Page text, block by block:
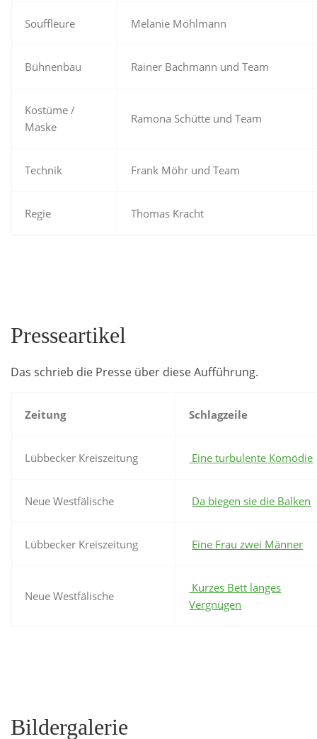
Souffleure Melanie Möhlmann
Bühnenbau Rainer Bachmann und Team
Kostüme /
Maske
Ramona Schütte und Team
Technik Frank Möhr und Team
Regie Thomas Kracht
Presseartikel
Das schrieb die Presse über diese Aufführung.
Zeitung Schlagzeile
Lübbecker Kreiszeitung Eine turbulente Komödie
Neue Westfälische Da biegen sie die Balken
Lübbecker Kreiszeitung Eine Frau zwei Männer
Neue Westfälische
Kurzes Bett langes
Vergnügen
Bildergalerie